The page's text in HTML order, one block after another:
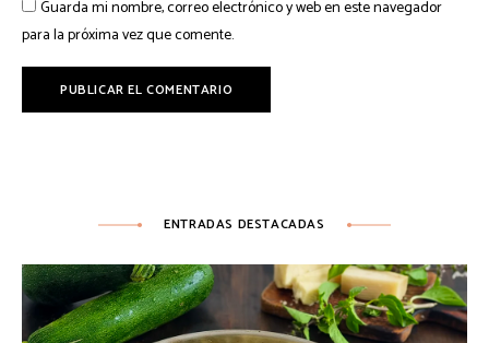
Guarda mi nombre, correo electrónico y web en este navegador
para la próxima vez que comente.
ENTRADAS DESTACADAS